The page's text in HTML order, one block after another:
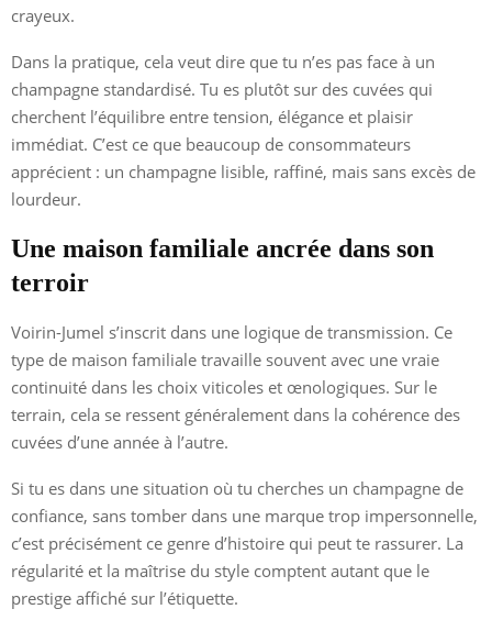
crayeux.
Dans la pratique, cela veut dire que tu n’es pas face à un
champagne standardisé. Tu es plutôt sur des cuvées qui
cherchent l’équilibre entre tension, élégance et plaisir
immédiat. C’est ce que beaucoup de consommateurs
apprécient : un champagne lisible, raffiné, mais sans excès de
lourdeur.
Une maison familiale ancrée dans son
terroir
Voirin-Jumel s’inscrit dans une logique de transmission. Ce
type de maison familiale travaille souvent avec une vraie
continuité dans les choix viticoles et œnologiques. Sur le
terrain, cela se ressent généralement dans la cohérence des
cuvées d’une année à l’autre.
Si tu es dans une situation où tu cherches un champagne de
confiance, sans tomber dans une marque trop impersonnelle,
c’est précisément ce genre d’histoire qui peut te rassurer. La
régularité et la maîtrise du style comptent autant que le
prestige affiché sur l’étiquette.